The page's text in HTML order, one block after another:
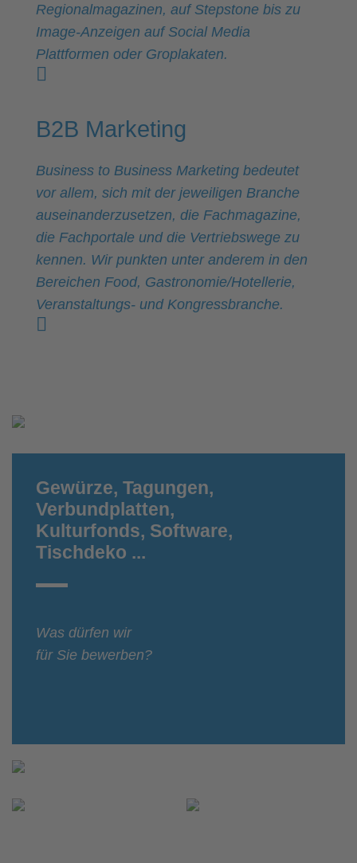
Regionalmagazinen, auf Stepstone bis zu
Image-Anzeigen auf Social Media
Plattformen oder Groplakaten.
B2B Marketing
Business to Business Marketing bedeutet
vor allem, sich mit der jeweiligen Branche
auseinanderzusetzen, die Fachmagazine,
die Fachportale und die Vertriebswege zu
kennen. Wir punkten unter anderem in den
Bereichen Food, Gastronomie/Hotellerie,
Veranstaltungs- und Kongressbranche.
Gewürze, Tagungen,
Verbundplatten,
Kulturfonds, Software,
Tischdeko ...
Was dürfen wir
für Sie bewerben?